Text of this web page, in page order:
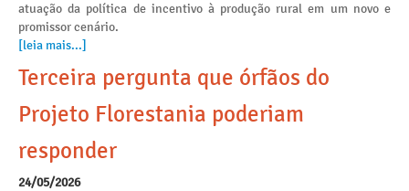
atuação da política de incentivo à produção rural em um novo e
promissor cenário.
[leia mais...]
Terceira pergunta que órfãos do
Projeto Florestania poderiam
responder
24/05/2026